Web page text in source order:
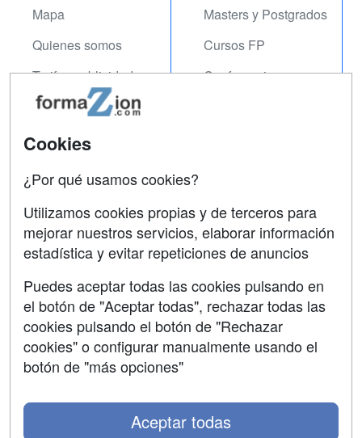
Mapa
Quienes somos
Tarifas publicidad
Acceso Usuarios
Acceso Centros
Masters y Postgrados
Cursos FP
Conferencias
Contactar
Confidencialidad
Aviso legal
Copyleft
Cookies
¿Por qué usamos cookies?
Utilizamos cookies propias y de terceros para
mejorar nuestros servicios, elaborar información
estadística y evitar repeticiones de anuncios
Puedes aceptar todas las cookies pulsando en
el botón de "Aceptar todas", rechazar todas las
cookies pulsando el botón de "Rechazar
cookies" o configurar manualmente usando el
botón de "más opciones"
Aceptar todas